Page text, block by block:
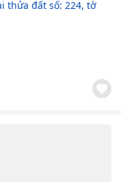
thửa đất số: 224, tờ